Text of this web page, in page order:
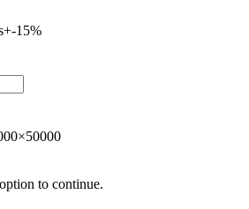
+-15%
×50000
to continue.